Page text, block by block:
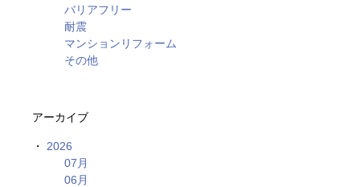
バリアフリー
耐震
マンションリフォーム
その他
アーカイブ
2026
07月
06月